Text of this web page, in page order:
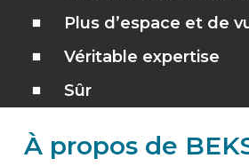
SUR MESURE
SECTEURS
Plus d’espace et de
Véritable expertise
Sûr
À propos de